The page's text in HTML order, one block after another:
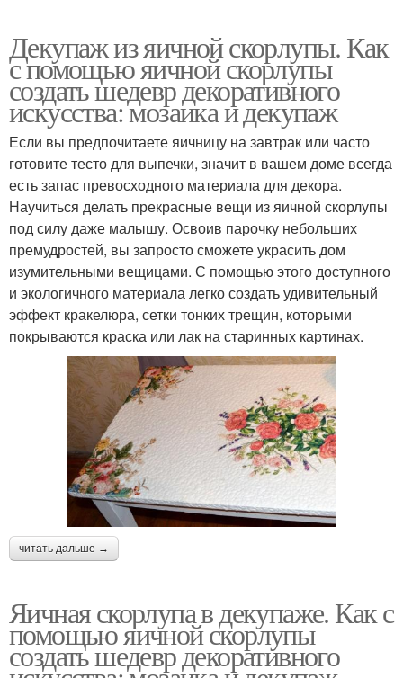
Декупаж из яичной скорлупы. Как
с помощью яичной скорлупы
создать шедевр декоративного
искусства: мозаика и декупаж
Если вы предпочитаете яичницу на завтрак или часто
готовите тесто для выпечки, значит в вашем доме всегда
есть запас превосходного материала для декора.
Научиться делать прекрасные вещи из яичной скорлупы
под силу даже малышу. Освоив парочку небольших
премудростей, вы запросто сможете украсить дом
изумительными вещицами. С помощью этого доступного
и экологичного материала легко создать удивительный
эффект кракелюра, сетки тонких трещин, которыми
покрываются краска или лак на старинных картинах.
читать дальше →
Яичная скорлупа в декупаже. Как с
помощью яичной скорлупы
создать шедевр декоративного